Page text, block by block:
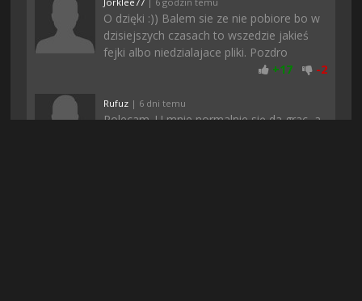
O dzięki :)) Balem sie ze nie pobiore bo w
dzisiejszych czasach to wszedzie jakieś
fejki albo niedzialajace pliki. Pozdro
+17 -2
Rufuz | 6 dni temu
Polecam. U mnie normalnie się da grac, a